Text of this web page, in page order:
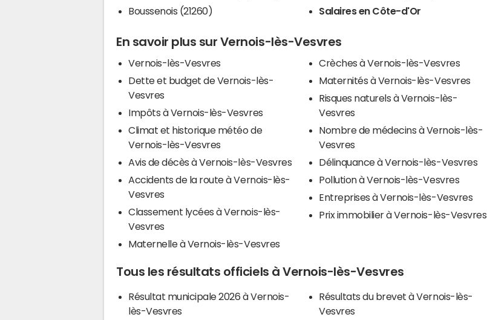
Boussenois (21260)
Salaires en Côte-d'Or
En savoir plus sur Vernois-lès-Vesvres
Vernois-lès-Vesvres
Dette et budget de Vernois-lès-
Vesvres
Impôts à Vernois-lès-Vesvres
Climat et historique météo de
Vernois-lès-Vesvres
Avis de décès à Vernois-lès-Vesvres
Accidents de la route à Vernois-lès-
Vesvres
Classement lycées à Vernois-lès-
Vesvres
Maternelle à Vernois-lès-Vesvres
Crèches à Vernois-lès-Vesvres
Maternités à Vernois-lès-Vesvres
Risques naturels à Vernois-lès-
Vesvres
Nombre de médecins à Vernois-lès-
Vesvres
Délinquance à Vernois-lès-Vesvres
Pollution à Vernois-lès-Vesvres
Entreprises à Vernois-lès-Vesvres
Prix immobilier à Vernois-lès-Vesvres
Tous les résultats officiels à Vernois-lès-Vesvres
Résultat municipale 2026 à Vernois-
lès-Vesvres
Résultats du brevet à Vernois-lès-
Vesvres